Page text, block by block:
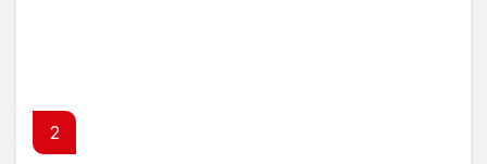
2